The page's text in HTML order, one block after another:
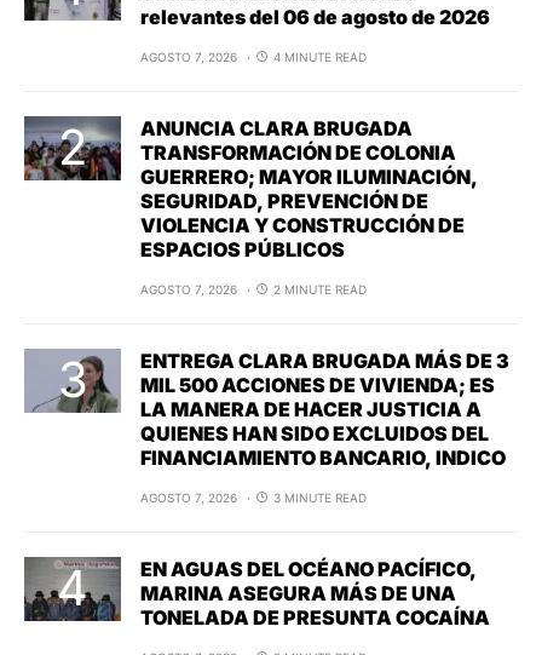
relevantes del 06 de agosto de 2026
AGOSTO 7, 2026 4 MINUTE READ
ANUNCIA CLARA BRUGADA
TRANSFORMACIÓN DE COLONIA
GUERRERO; MAYOR ILUMINACIÓN,
SEGURIDAD, PREVENCIÓN DE
VIOLENCIA Y CONSTRUCCIÓN DE
ESPACIOS PÚBLICOS
AGOSTO 7, 2026 2 MINUTE READ
ENTREGA CLARA BRUGADA MÁS DE 3
MIL 500 ACCIONES DE VIVIENDA; ES
LA MANERA DE HACER JUSTICIA A
QUIENES HAN SIDO EXCLUIDOS DEL
FINANCIAMIENTO BANCARIO, INDICO
AGOSTO 7, 2026 3 MINUTE READ
EN AGUAS DEL OCÉANO PACÍFICO,
MARINA ASEGURA MÁS DE UNA
TONELADA DE PRESUNTA COCAÍNA